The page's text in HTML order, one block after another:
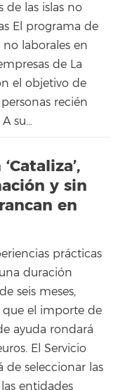
de las islas no
El programa de
no laborales en
de La
el objetivo de
recién
su...
y sin
en
prácticas
duración
seis meses,
que el importe de
ayuda rondará
El Servicio
de seleccionar las
entidades